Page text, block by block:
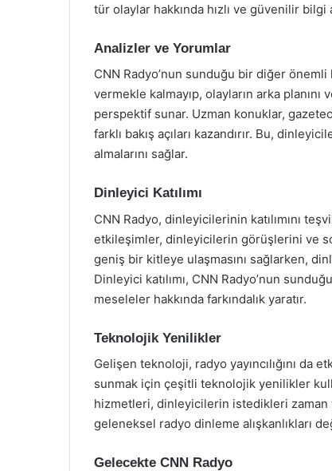
tür olaylar hakkında hızlı ve güvenilir
Analizler ve Yorumlar
CNN Radyo’nun sunduğu bir diğer
vermekle kalmayıp, olayların arka
perspektif sunar. Uzman konuklar,
farklı bakış açıları kazandırır. Bu,
almalarını sağlar.
Dinleyici Katılımı
CNN Radyo, dinleyicilerinin katılımını
etkileşimler, dinleyicilerin görüşlerini ve
geniş bir kitleye ulaşmasını sağlarken,
Dinleyici katılımı, CNN Radyo’nun
meseleler hakkında farkındalık yaratır.
Teknolojik Yenilikler
Gelişen teknoloji, radyo yayıncılığını
sunmak için çeşitli teknolojik yenilikler
hizmetleri, dinleyicilerin istedikleri zaman
geleneksel radyo dinleme alışkanlıkları
Gelecekte CNN Radyo